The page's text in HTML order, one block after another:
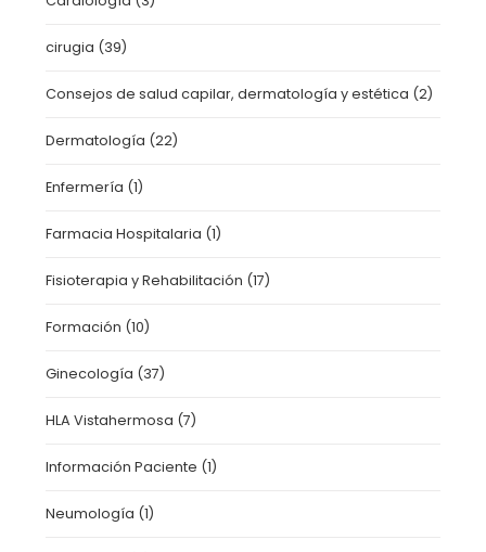
cirugia (39)
Consejos de salud capilar, dermatología y estética (2)
Dermatología (22)
Enfermería (1)
Farmacia Hospitalaria (1)
Fisioterapia y Rehabilitación (17)
Formación (10)
Ginecología (37)
HLA Vistahermosa (7)
Información Paciente (1)
Neumología (1)